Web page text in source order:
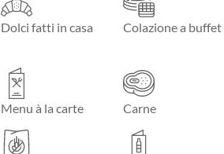
Dolci fatti in casa Colazione a buffet
Menu à la carte Carne